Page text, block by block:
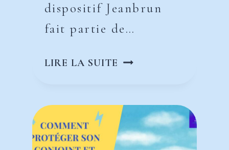
dispositif Jeanbrun
fait partie de…
LIRE LA SUITE QU’EST-
LE
DISPOSITIF
JEANBRUN